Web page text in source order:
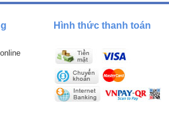
lượng tốt, chống bị ăn mòn và chịu
Hình thức thanh toán